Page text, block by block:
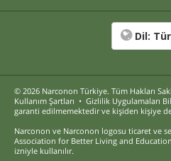
Dil:
© 2026 Narconon Türkiye. Tüm Hakları
Kullanım Şartları • Gizlilik Uygulamaları
garanti edilmemektedir ve kişiden kişiye
Narconon ve Narconon logosu ticaret ve
Association for Better Living and
izniyle kullanılır.